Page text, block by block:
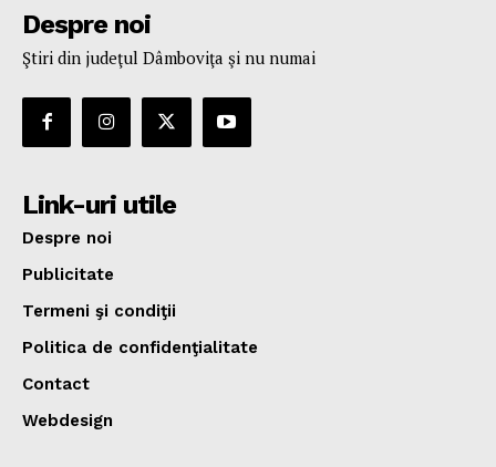
Despre noi
Ştiri din judeţul Dâmboviţa şi nu numai
Link-uri utile
Despre noi
Publicitate
Termeni şi condiţii
Politica de confidenţialitate
Contact
Webdesign